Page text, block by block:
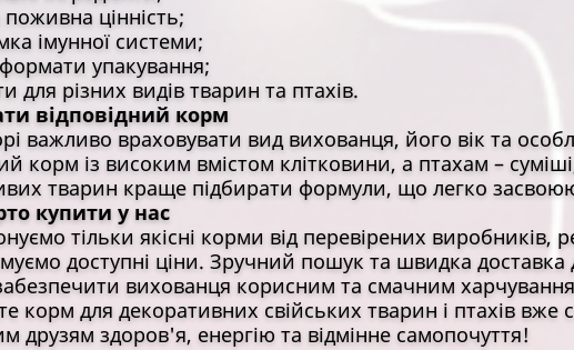
цінність;
імунної системи;
упакування;
для різних видів тварин та птахів.
відповідний корм
важливо враховувати вид вихованця, його вік та
корм із високим вмістом клітковини, а птахам –
тварин краще підбирати формули, що легко
купити у нас
тільки якісні корми від перевірених виробників,
доступні ціни. Зручний пошук та швидка
вихованця корисним та смачним
корм для декоративних свійських тварин і птахів вже
друзям здоров'я, енергію та відмінне самопочуття!